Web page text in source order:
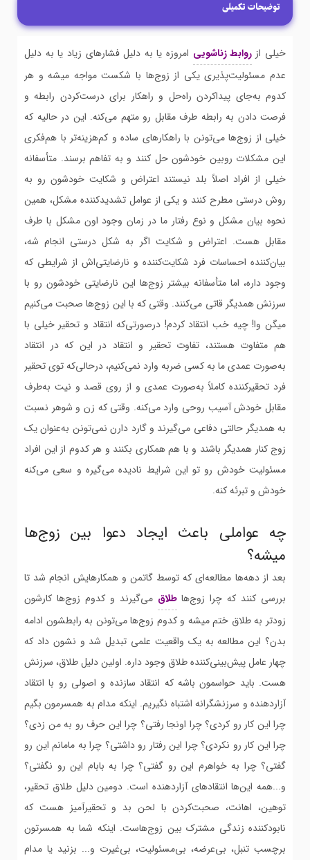
توضیحات تکمیلی
خیلی ازروابط زناشویی امروزه یا به دلیل فشارهای زیاد یا به دلیل
عدم مسئولیت‌پذیری یکی از زوج‌ها با شکست مواجه میشه و هر
کدوم به‌جای پیداکردن راه‌حل و راهکار برای درست‌کردن رابطه و
فرصت دادن به رابطه طرف مقابل رو متهم می‌کنه. این در حالیه که
خیلی از زوج‌ها می‌تونن با راهکارهای ساده و کم‌هزینه‌تر با هم‌فکری
این مشکلات روبین خودشون حل کنند و به تفاهم برسند. متأسفانه
خیلی از افراد اصلاً بلد نیستند اعتراض و شکایت خودشون رو به
روش درستی مطرح کنند و یکی از عوامل تشدیدکننده مشکل، همین
نحوه بیان مشکل و نوع رفتار ما در زمان وجود اون مشکل با طرف
مقابل هست. اعتراض و شکایت اگر به شکل درستی انجام شه،
بیان‌کننده احساسات فرد شکایت‌کننده و نارضایتی‌اش از شرایطی که
وجود داره، اما متأسفانه بیشتر زوج‌ها این نارضایتی خودشون رو با
سرزنش همدیگر قاتی می‌کنند. وقتی که با این زوج‌ها صحبت می‌کنیم
میگن وا! چیه خب انتقاد کردم! درصورتی‌که انتقاد و تحقیر خیلی با
هم متفاوت هستند، تفاوت تحقیر و انتقاد در این که در انتقاد
به‌صورت عمدی ما به کسی ضربه وارد نمی‌کنیم، درحالی‌که توی تحقیر
فرد تحقیرکننده کاملاً به‌صورت عمدی و از روی قصد و نیت به‌طرف
مقابل خودش آسیب روحی وارد می‌کنه. وقتی که زن و شوهر نسبت
به همدیگر حالتی دفاعی می‌گیرند و گارد دارن نمی‌تونن به‌عنوان یک
زوج کنار همدیگر باشند و با هم همکاری بکنند و هر کدوم از این افراد
مسئولیت خودش رو تو این شرایط نادیده می‌گیره و سعی می‌کنه
خودش و تبرئه کنه.
چه عواملی باعث ایجاد دعوا بین زوج‌ها
میشه؟
بعد از دهه‌ها مطالعه‌ای که توسط گاتمن و همکارهایش انجام شد تا
بررسی کنند که چرا زوج‌هاطلاق می‌گیرند و کدوم زوج‌ها کارشون
زودتر به طلاق ختم میشه و کدوم زوج‌ها می‌تونن به رابطشون ادامه
بدن؟ این مطالعه به یک واقعیت علمی تبدیل شد و نشون داد که
چهار عامل پیش‌بینی‌کننده طلاق وجود داره. اولین دلیل طلاق، سرزنش
هست. باید حواسمون باشه که انتقاد سازنده و اصولی رو با انتقاد
آزاردهنده و سرزنشگرانه اشتباه نگیریم. اینکه مدام به همسرمون بگیم
چرا این کار رو کردی؟ چرا اونجا رفتی؟ چرا این حرف رو به من زدی؟
چرا این کار رو نکردی؟ چرا این رفتار رو داشتی؟ چرا به مامانم این رو
گفتی؟ چرا به خواهرم این رو گفتی؟ چرا به بابام این رو نگفتی؟
و...همه این‌ها انتقادهای آزاردهنده است. دومین دلیل طلاق تحقیر،
توهین، اهانت، صحبت‌کردن با لحن بد و تحقیرآمیز هست که
نابودکننده زندگی مشترک بین زوج‌هاست. اینکه شما به همسرتون
برچسب تنبل، بی‌عرضه، بی‌مسئولیت، بی‌غیرت و... بزنید یا مدام